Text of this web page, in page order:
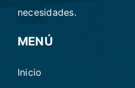
necesidades.
MENÚ
Inicio